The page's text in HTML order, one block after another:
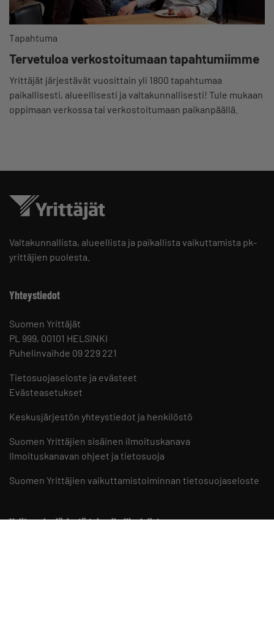
Tapahtuma
Tervetuloa verkostoitumaan tapahtumiimme
Yrittäjät järjestävät vuosittain yli 1800 tapahtumaa
paikallisesti, alueellisesti ja valtakunnallisesti! Tule mukaan
oppimaan verkossa tai verkostoitumaan paikanpäällä.
Valtakunnallista, alueellista ja paikallista vaikuttamista pk-
yrittäjien puolesta.
Yhteystiedot
Suomen Yrittäjät
PL 999, 00101 HELSINKI
Puhelinvaihde 09 229 221
Tietosuojaseloste ja evästeet
Evästeasetukset
Keskusjärjestön yhteystiedot ja henkilöstö
Suomen Yrittäjien sisäinen ilmoituskanava
Ilmoituskanavan ohjeet ja tietosuoja
Suomen Yrittäjien vaikuttamistoiminnan tietosuojaseloste
Valitse aluejärjestö tai paikallisyhdistys